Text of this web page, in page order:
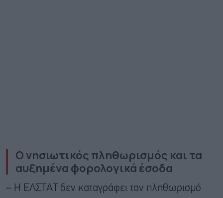
O νησιωτικός πληθωρισμός και τα
αυξημένα φορολογικά έσοδα
– Η ΕΛΣΤΑΤ δεν καταγράφει τον πληθωρισμό